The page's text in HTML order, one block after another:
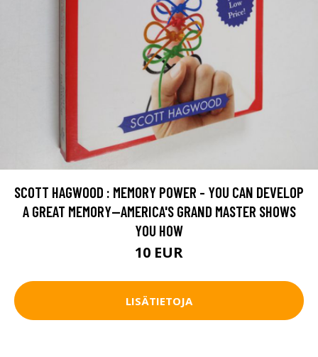
SCOTT HAGWOOD : MEMORY POWER - YOU CAN DEVELOP
A GREAT MEMORY--AMERICA'S GRAND MASTER SHOWS
YOU HOW
10 EUR
LISÄTIETOJA